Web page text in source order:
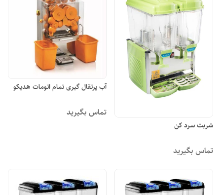
شربت سرد کن
تماس بگیرید
آب پرتقال گیری تمام اتومات هدیکو
تماس بگیرید